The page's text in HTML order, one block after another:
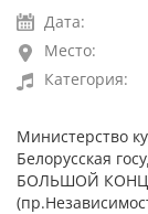
Дата:
Место:
Категория:
Министерство
Белорусская
БОЛЬШОЙ